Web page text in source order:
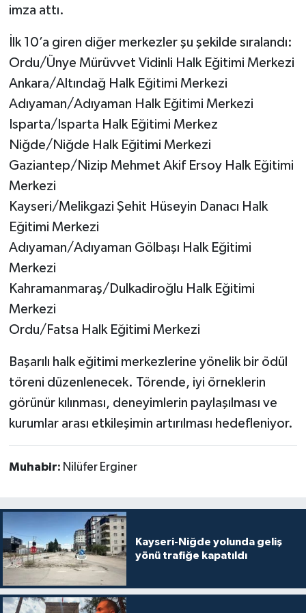
imza attı.
İlk 10’a giren diğer merkezler şu şekilde sıralandı:
Ordu/Ünye Mürüvvet Vidinli Halk Eğitimi Merkezi
Ankara/Altındağ Halk Eğitimi Merkezi
Adıyaman/Adıyaman Halk Eğitimi Merkezi
Isparta/Isparta Halk Eğitimi Merkez
Niğde/Niğde Halk Eğitimi Merkezi
Gaziantep/Nizip Mehmet Akif Ersoy Halk Eğitimi
Merkezi
Kayseri/Melikgazi Şehit Hüseyin Danacı Halk
Eğitimi Merkezi
Adıyaman/Adıyaman Gölbaşı Halk Eğitimi
Merkezi
Kahramanmaraş/Dulkadiroğlu Halk Eğitimi
Merkezi
Ordu/Fatsa Halk Eğitimi Merkezi
Başarılı halk eğitimi merkezlerine yönelik bir ödül
töreni düzenlenecek. Törende, iyi örneklerin
görünür kılınması, deneyimlerin paylaşılması ve
kurumlar arası etkileşimin artırılması hedefleniyor.
Muhabir: Nilüfer Erginer
Kayseri-Niğde yolunda geliş
yönü trafiğe kapatıldı